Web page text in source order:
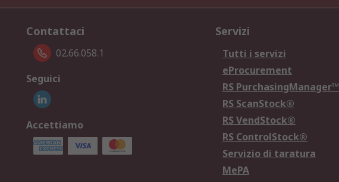
Contattaci
02.66.058.1
Seguici
Accettiamo
Servizi
Tutti i servizi
eProcurement
RS PurchasingManager™
RS ScanStock®
RS VendStock®
RS ControlStock®
Servizio di taratura
MePA